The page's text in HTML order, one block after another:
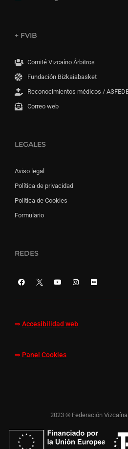
+ FVIB
Comité Vizcaíno Árbitros
Fundación Bizkaiabasket
Reconocimientos médicos /
Correo web
LEGALES
Aviso legal
Política de privacidad
Política de Cookies
Formulario
REDES
⇒ Accesibilidad web
⇒ Panel Cookies
2023 © Federación